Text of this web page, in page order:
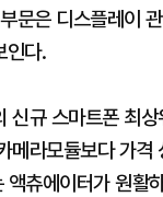
문은 디스플레이
인다.
신규 스마트폰 최
메라모듈보다 가격
츄에이터가 원활